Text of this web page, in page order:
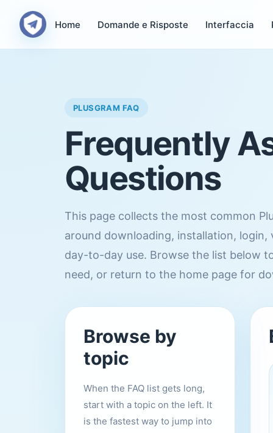
Home Domande e Risposte Interfaccia
PLUSGRAM FAQ
Frequently
Questions
This page collects the most common
around downloading, installation,
day-to-day use. Browse the list below
need, or return to the home page for
Browse by
topic
When the FAQ list gets long,
start with a topic on the left. It
is the fastest way to jump into